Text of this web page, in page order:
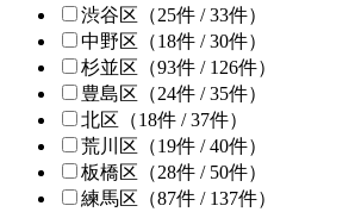
渋谷区 （25件 /33件）
中野区 （18件 /30件）
杉並区 （93件 / 126件）
豊島区 （24件 /35件）
北区 （18件 /37件）
荒川区 （19件 /40件）
板橋区 （28件 / 50件）
練馬区 （87件 / 137件）